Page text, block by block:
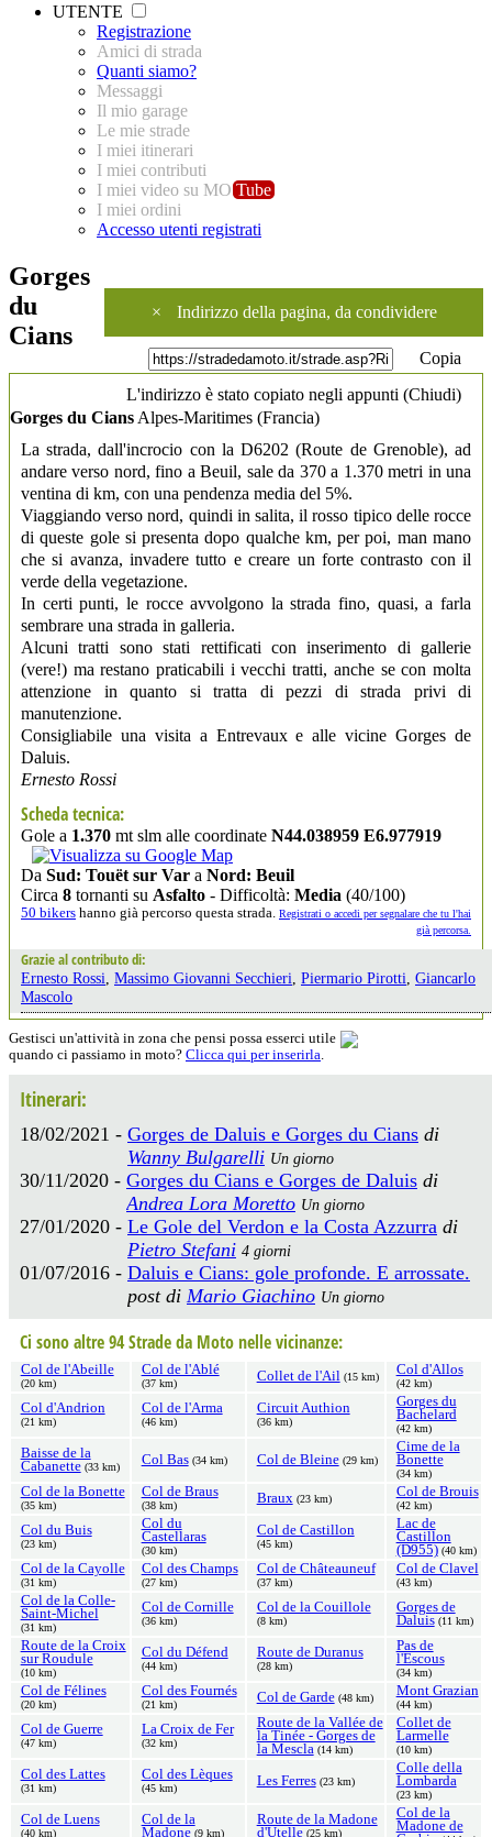
UTENTE
Registrazione
Amici di strada
Quanti siamo?
Messaggi
Il mio garage
Le mie strade
I miei itinerari
I miei contributi
I miei video su MO Tube
I miei ordini
Accesso utenti registrati
× Indirizzo della pagina, da condividere
Copia
L'indirizzo è stato copiato negli appunti (Chiudi)
Gorges
du
Cians
Gorges du Cians Alpes-Maritimes (Francia)
La strada, dall'incrocio con la D6202 (Route de Grenoble), ad
andare verso nord, fino a Beuil, sale da 370 a 1.370 metri in una
ventina di km, con una pendenza media del 5%.
Viaggiando verso nord, quindi in salita, il rosso tipico delle rocce
di queste gole si presenta dopo qualche km, per poi, man mano
che si avanza, invadere tutto e creare un forte contrasto con il
verde della vegetazione.
In certi punti, le rocce avvolgono la strada fino, quasi, a farla
sembrare una strada in galleria.
Alcuni tratti sono stati rettificati con inserimento di gallerie
(vere!) ma restano praticabili i vecchi tratti, anche se con molta
attenzione in quanto si tratta di pezzi di strada privi di
manutenzione.
Consigliabile una visita a Entrevaux e alle vicine Gorges de
Daluis.
Ernesto Rossi
Scheda tecnica:
Gole a 1.370 mt slm alle coordinate N44.038959 E6.977919
Da Sud: Touët sur Var a Nord: Beuil
Circa 8 tornanti su Asfalto - Difficoltà: Media (40/100)
50 bikers hanno già percorso questa strada. Registrati o accedi per segnalare che tu l'hai
già percorsa.
Grazie al contributo di:
Ernesto Rossi Massimo Giovanni Secchieri Piermario Pirotti Giancarlo
Mascolo
Gestisci un'attività in zona che pensi possa esserci utile
quando ci passiamo in moto? Clicca qui per inserirla.
Itinerari:
18/02/2021 - Gorges de Daluis e Gorges du Cians di
Wanny Bulgarelli Un giorno
30/11/2020 - Gorges du Cians e Gorges de Daluis di
Andrea Lora Moretto Un giorno
27/01/2020 - Le Gole del Verdon e la Costa Azzurra di
Pietro Stefani 4 giorni
01/07/2016 - Daluis e Cians: gole profonde. E arrossate.
post di Mario Giachino Un giorno
Ci sono altre 94 Strade da Moto nelle vicinanze:
Col de l'Abeille
(20 km)
Col de l'Ablé
(37 km) Collet de l'Ail (15 km) Col d'Allos
(42 km)
Col d'Andrion
(21 km)
Col de l'Arma
(46 km)
Circuit Authion
(36 km)
Gorges du
Bachelard
(42 km)
Baisse de la
Cabanette (33 km) Col Bas (34 km) Col de Bleine (29 km)
Cime de la
Bonette
(34 km)
Col de la Bonette
(35 km)
Col de Braus
(38 km) Braux (23 km) Col de Brouis
(42 km)
Col du Buis
(23 km)
Col du
Castellaras
(30 km)
Col de Castillon
(45 km)
Lac de
Castillon
(D955) (40 km)
Col de la Cayolle
(31 km)
Col des Champs
(27 km)
Col de Châteauneuf
(37 km)
Col de Clavel
(43 km)
Col de la Colle-
Saint-Michel
(31 km)
Col de Cornille
(36 km)
Col de la Couillole
(8 km)
Gorges de
Daluis (11 km)
Route de la Croix
sur Roudule
(10 km)
Col du Défend
(44 km)
Route de Duranus
(28 km)
Pas de
l'Escous
(34 km)
Col de Félines
(20 km)
Col des Fournés
(21 km) Col de Garde (48 km) Mont Grazian
(44 km)
Col de Guerre
(47 km)
La Croix de Fer
(32 km)
Route de la Vallée de
la Tinée - Gorges de
la Mescla (14 km)
Collet de
Larmelle
(10 km)
Col des Lattes
(31 km)
Col des Lèques
(45 km) Les Ferres (23 km)
Colle della
Lombarda
(23 km)
Col de Luens
(40 km)
Col de la
Madone (9 km)
Route de la Madone
d'Utelle (25 km)
Col de la
Madone de